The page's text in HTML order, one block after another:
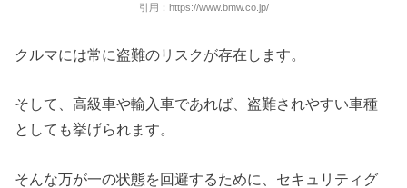
引用：https://www.bmw.co.jp/
クルマには常に盗難のリスクが存在します。
そして、高級車や輸入車であれば、盗難されやすい車種
としても挙げられます。
そんな万が一の状態を回避するために、セキュリティグ